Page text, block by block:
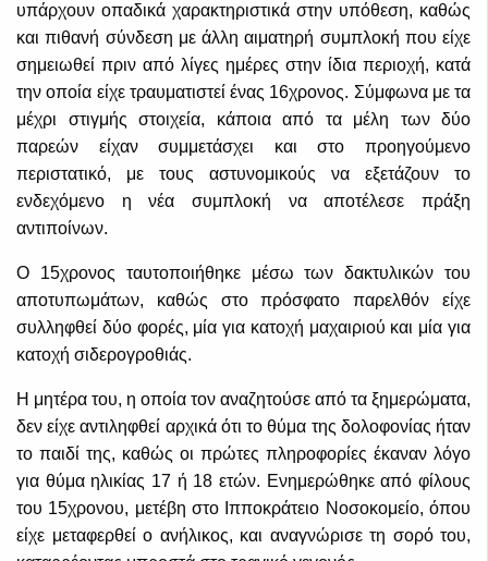
υπάρχουν οπαδικά χαρακτηριστικά στην υπόθεση, καθώς
και πιθανή σύνδεση με άλλη αιματηρή συμπλοκή που είχε
σημειωθεί πριν από λίγες ημέρες στην ίδια περιοχή, κατά
την οποία είχε τραυματιστεί ένας 16χρονος. Σύμφωνα με τα
μέχρι στιγμής στοιχεία, κάποια από τα μέλη των δύο
παρεών είχαν συμμετάσχει και στο προηγούμενο
περιστατικό, με τους αστυνομικούς να εξετάζουν το
ενδεχόμενο η νέα συμπλοκή να αποτέλεσε πράξη
αντιποίνων.
Ο 15χρονος ταυτοποιήθηκε μέσω των δακτυλικών του
αποτυπωμάτων, καθώς στο πρόσφατο παρελθόν είχε
συλληφθεί δύο φορές, μία για κατοχή μαχαιριού και μία για
κατοχή σιδερογροθιάς.
Η μητέρα του, η οποία τον αναζητούσε από τα ξημερώματα,
δεν είχε αντιληφθεί αρχικά ότι το θύμα της δολοφονίας ήταν
το παιδί της, καθώς οι πρώτες πληροφορίες έκαναν λόγο
για θύμα ηλικίας 17 ή 18 ετών. Ενημερώθηκε από φίλους
του 15χρονου, μετέβη στο Ιπποκράτειο Νοσοκομείο, όπου
είχε μεταφερθεί ο ανήλικος, και αναγνώρισε τη σορό του,